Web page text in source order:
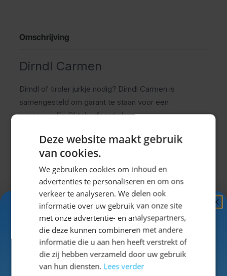
Omschrijving
Dirndl Carmen
Dirndl of tiroler jurkje nodig? Dirndl Carmen is
samengesteld om garant te staan voor een
supergezellig Oktoberfeestje!
De dirndl is het meestgedragen tiroler jurkje op het
Oktoberfest in München. Speciaal voor de
Nederlandse Oktoberfesten en Apres-ski feestjes
hebben wij de dirndl Carmen samengesteld. Dit tiroler
jurkje is van een uitstekende prijs/kwaliteit en
weerstaat menig feestje.
Kenmerken Dirndl Carmen
Dirndl Carmen is een korte dirndl en valt boven de
knie. Carmen bestaat uit een rood jurkje met een
zwart bovenlijfje. Daarnaast is deze dirnl voorzien van
Uitklappen
Specificaties
Deze website maakt gebruik
van cookies.
We gebruiken cookies om inhoud en
advertenties te personaliseren en om ons
verkeer te analyseren. We delen ook
informatie over uw gebruik van onze site
met onze advertentie- en analysepartners,
die deze kunnen combineren met andere
informatie die u aan hen heeft verstrekt of
die zij hebben verzameld door uw gebruik
van hun diensten. Lees verder
Ontvang5%
KORTING!
Schrijf je nuin voor de nieuwsbrief en ontvang toegang
tot exclusieve kortingen!